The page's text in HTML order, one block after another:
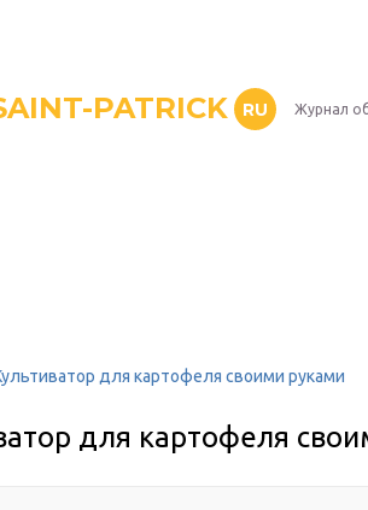
PATRICK RU Журнал
для картофеля своими руками
для картофеля